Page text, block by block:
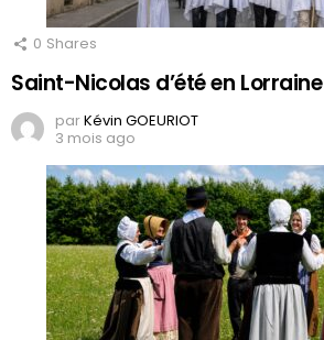
0 Shares
Saint-Nicolas d’été en Lorraine
parKévin GOEURIOT
3 mois ago